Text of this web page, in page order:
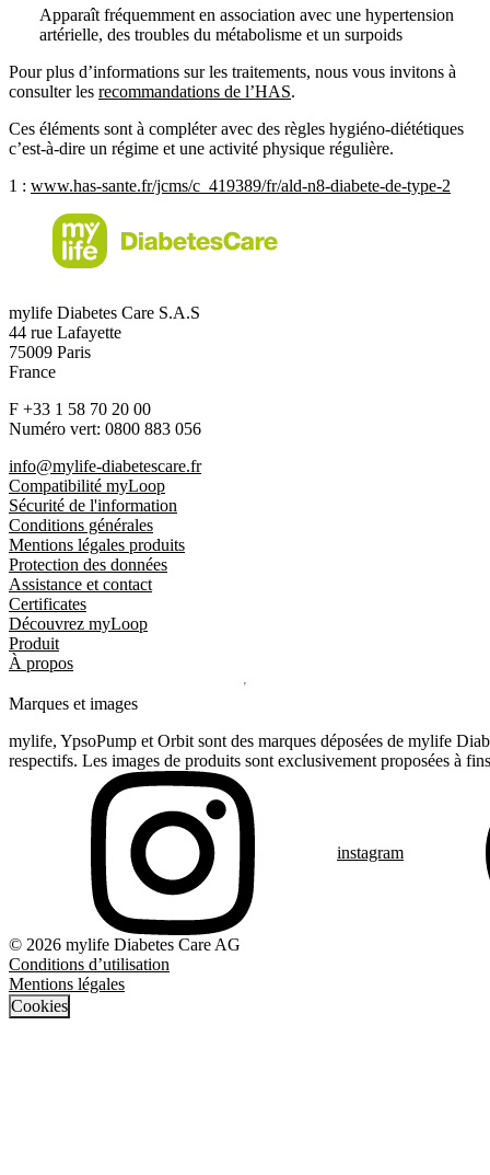
Apparaît fréquemment en association avec une hypertension
artérielle, des troubles du métabolisme et un surpoids
Pour plus d’informations sur les traitements, nous vous invitons à
consulter les recommandations de l’HAS.
Ces éléments sont à compléter avec des règles hygiéno-diététiques
c’est-à-dire un régime et une activité physique régulière.
1 : www.has-sante.fr/jcms/c_419389/fr/ald-n8-diabete-de-type-2
mylife Diabetes Care S.A.S
44 rue Lafayette
75009 Paris
France
F +33 1 58 70 20 00
Numéro vert: 0800 883 056
info@mylife-diabetescare.fr
Compatibilité myLoop
Sécurité de l'information
Conditions générales
Mentions légales produits
Protection des données
Assistance et contact
Certificates
Découvrez myLoop
Produit
À propos
Marques et images
mylife, YpsoPump et Orbit sont des marques déposées de mylife
respectifs. Les images de produits sont exclusivement proposées à
instagram
© 2026 mylife Diabetes Care AG
Conditions d’utilisation
Mentions légales
Cookies